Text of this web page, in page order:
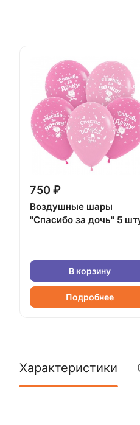
750 ₽
Воздушные шары
"Спасибо за дочь" 5
В корзину
Подробнее
Характеристики